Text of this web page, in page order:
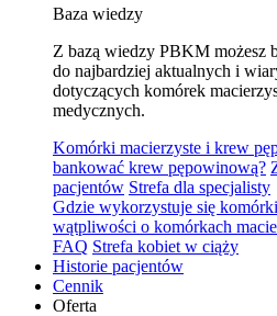
Baza wiedzy
Z bazą wiedzy PBKM możesz
do najbardziej aktualnych i
dotyczących komórek
medycznych.
Komórki macierzyste i krew
bankować krew pępowinową?
pacjentów Strefa dla specjalisty
Gdzie wykorzystuje się
wątpliwości o komórkach
FAQ Strefa kobiet w ciąży
Historie pacjentów
Cennik
Oferta